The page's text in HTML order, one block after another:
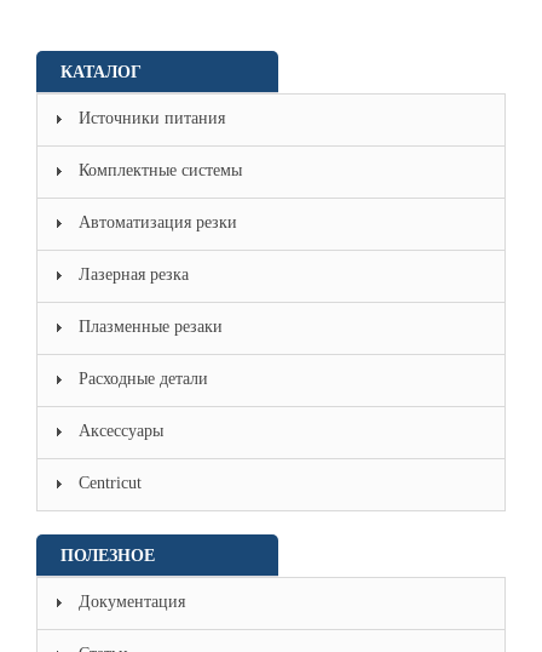
КАТАЛОГ
Источники питания
Комплектные системы
Автоматизация резки
Лазерная резка
Плазменные резаки
Расходные детали
Аксессуары
Centricut
ПОЛЕЗНОЕ
Документация